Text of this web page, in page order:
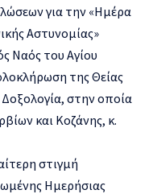
για την «Ημέρα
Αστυνομίας»
Ναός του Αγίου
της Θείας
στην οποία
και Κοζάνης, κ.
στιγμή
Ημερήσιας